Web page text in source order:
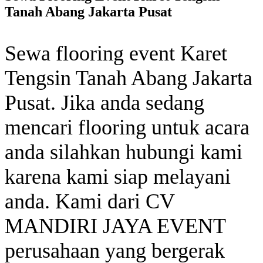
Tanah Abang Jakarta Pusat
Sewa flooring event Karet
Tengsin Tanah Abang Jakarta
Pusat. Jika anda sedang
mencari flooring untuk acara
anda silahkan hubungi kami
karena kami siap melayani
anda. Kami dari CV
MANDIRI JAYA EVENT
perusahaan yang bergerak